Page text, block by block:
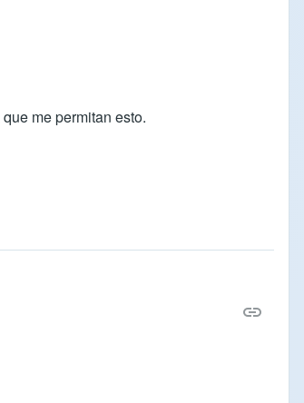
me permitan esto.